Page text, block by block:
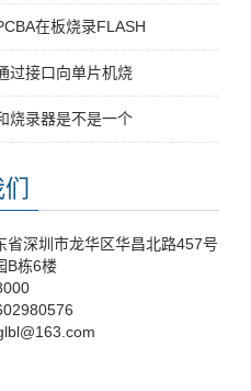
在板烧录FLASH
过接口向单片机烧
烧录器是不是一个
省深圳市龙华区华昌北路457号
B栋6楼